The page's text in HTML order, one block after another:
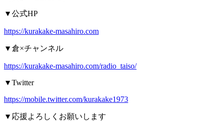
▼公式HP
https://kurakake-masahiro.com
▼倉×チャンネル
https://kurakake-masahiro.com/radio_taiso/
▼Twitter
https://mobile.twitter.com/kurakake1973
▼ 応援よろしくお願いします